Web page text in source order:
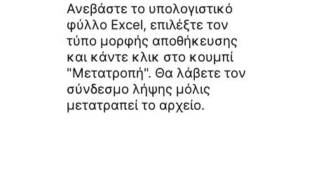
Ανεβάστε το υπολογιστικό
φύλλο Excel, επιλέξτε τον
τύπο μορφής αποθήκευσης
και κάντε κλικ στο κουμπί
"Μετατροπή". Θα λάβετε τον
σύνδεσμο λήψης μόλις
μετατραπεί το αρχείο.